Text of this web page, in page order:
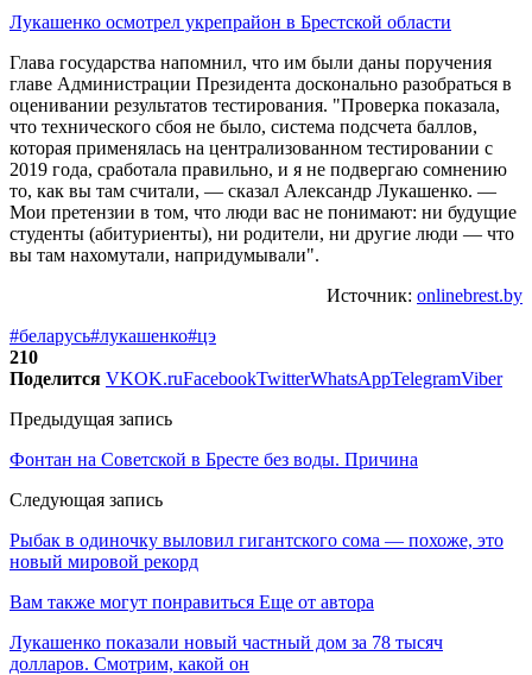
Лукашенко осмотрел укрепрайон в Брестской области
Глава государства напомнил, что им были даны поручения
главе Администрации Президента досконально разобраться в
оценивании результатов тестирования. "Проверка показала,
что технического сбоя не было, система подсчета баллов,
которая применялась на централизованном тестировании с
2019 года, сработала правильно, и я не подвергаю сомнению
то, как вы там считали, — сказал Александр Лукашенко. —
Мои претензии в том, что люди вас не понимают: ни будущие
студенты (абитуриенты), ни родители, ни другие люди — что
вы там нахомутали, напридумывали".
Источник: onlinebrest.by
#беларусь#лукашенко#цэ
210
Поделится VKOK.ruFacebookTwitterWhatsAppTelegramViber
Предыдущая запись
Фонтан на Советской в Бресте без воды. Причина
Следующая запись
Рыбак в одиночку выловил гигантского сома — похоже, это
новый мировой рекорд
Вам также могут понравиться Еще от автора
Лукашенко показали новый частный дом за 78 тысяч
долларов. Смотрим, какой он